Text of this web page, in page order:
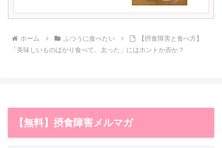
ホーム ふつうに食べたい
【摂食障害と食べ方】
「美味しいものばかり食べて、太った」にはホントか否か？
【無料】摂食障害メルマガ